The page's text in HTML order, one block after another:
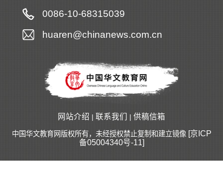
0086-10-68315039
huaren@chinanews.com.cn
网站介绍 | 联系我们 | 供稿信箱
中国华文教育网版权所有，未经授权禁止复制和建立镜像 [京ICP
备05004340号-11]